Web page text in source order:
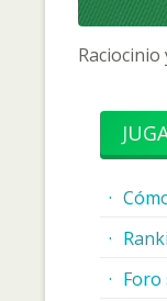
Foro